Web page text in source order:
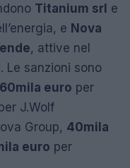
Titanium srl e
e Nova
, attive nel
Le sanzioni sono
euro per
J.Wolf
Group, 40mila
euro per